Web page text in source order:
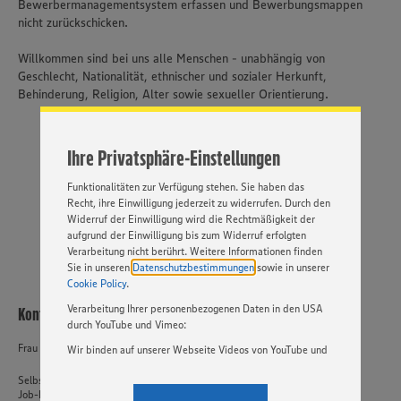
Ihre Privatsphäre-Einstellungen
Wir setzen Cookies und andere Technologien ein, um Ihnen
ermöglichen. Wir verwenden Ihre Daten, um unsere
Website zu personalisieren und Ihnen möglichst relevante
Inhalte anzubieten. Ihre Einwilligung in die Nutzung von
Cookies und anderer Technologien ist freiwillig und kann
„EINSTELLUNGEN ÄNDERN”. Bitte beachten Sie, dass auf
Basis Ihrer Einstellungen ggf. nicht mehr alle
Funktionalitäten zur Verfügung stehen. Sie haben das
Recht, ihre Einwilligung jederzeit zu widerrufen. Durch den
Widerruf der Einwilligung wird die Rechtmäßigkeit der
aufgrund der Einwilligung bis zum Widerruf erfolgten
Verarbeitung nicht berührt. Weitere Informationen finden
Sie in unseren Datenschutzbestimmungen sowie in unserer
Cookie Policy.
Verarbeitung Ihrer personenbezogenen Daten in den USA
durch YouTube und Vimeo:
Wir binden auf unserer Webseite Videos von YouTube und
Einstellungen bezüglich YouTube und Vimeo zu ändern,
Bewerbermanagementsystem erfassen und Bewerbungsmappen
nicht zurückschicken.
Willkommen sind bei uns alle Menschen - unabhängig von
Geschlecht, Nationalität, ethnischer und sozialer Herkunft,
Behinderung, Religion, Alter sowie sexueller Orientierung.
JETZT BEWERBEN
PER WHATSAPP
Kontakt
Frau Dickmann
Selbstständiger Einzelhandel
Job-ID: 62680